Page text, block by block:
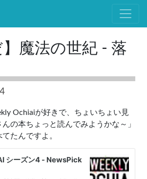
】魔法の世紀 - 落
Ochiaiが好きで、ちょいちょい見
の本ちょっと読んでみようかな～」
たんですよ。